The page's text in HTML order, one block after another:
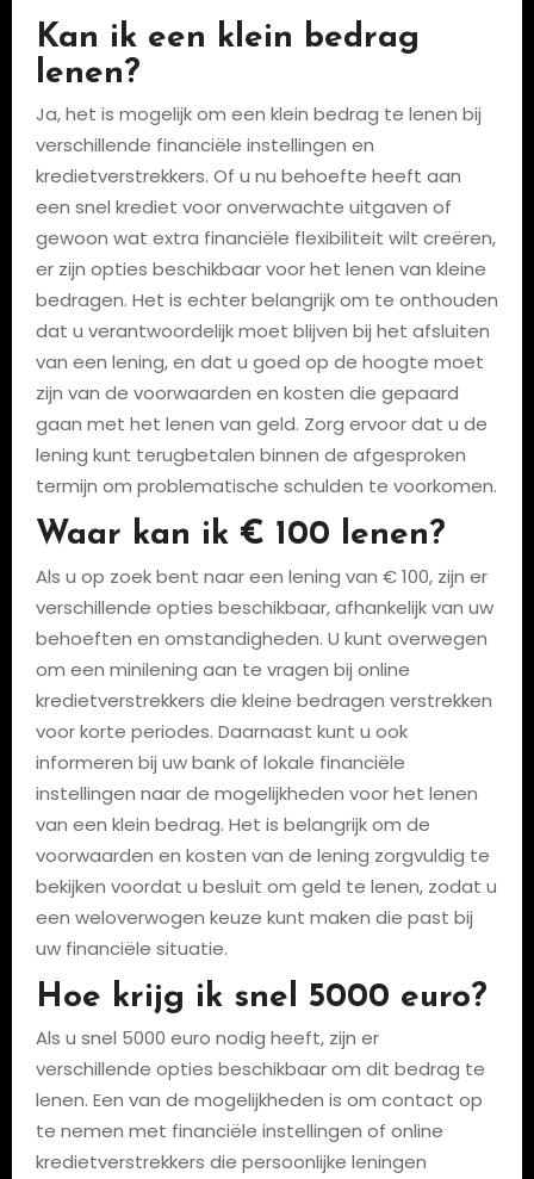
Kan ik een klein bedrag
lenen?
Ja, het is mogelijk om een klein bedrag te lenen bij
verschillende financiële instellingen en
kredietverstrekkers. Of u nu behoefte heeft aan
een snel krediet voor onverwachte uitgaven of
gewoon wat extra financiële flexibiliteit wilt creëren,
er zijn opties beschikbaar voor het lenen van kleine
bedragen. Het is echter belangrijk om te onthouden
dat u verantwoordelijk moet blijven bij het afsluiten
van een lening, en dat u goed op de hoogte moet
zijn van de voorwaarden en kosten die gepaard
gaan met het lenen van geld. Zorg ervoor dat u de
lening kunt terugbetalen binnen de afgesproken
termijn om problematische schulden te voorkomen.
Waar kan ik € 100 lenen?
Als u op zoek bent naar een lening van € 100, zijn er
verschillende opties beschikbaar, afhankelijk van uw
behoeften en omstandigheden. U kunt overwegen
om een minilening aan te vragen bij online
kredietverstrekkers die kleine bedragen verstrekken
voor korte periodes. Daarnaast kunt u ook
informeren bij uw bank of lokale financiële
instellingen naar de mogelijkheden voor het lenen
van een klein bedrag. Het is belangrijk om de
voorwaarden en kosten van de lening zorgvuldig te
bekijken voordat u besluit om geld te lenen, zodat u
een weloverwogen keuze kunt maken die past bij
uw financiële situatie.
Hoe krijg ik snel 5000 euro?
Als u snel 5000 euro nodig heeft, zijn er
verschillende opties beschikbaar om dit bedrag te
lenen. Een van de mogelijkheden is om contact op
te nemen met financiële instellingen of online
kredietverstrekkers die persoonlijke leningen